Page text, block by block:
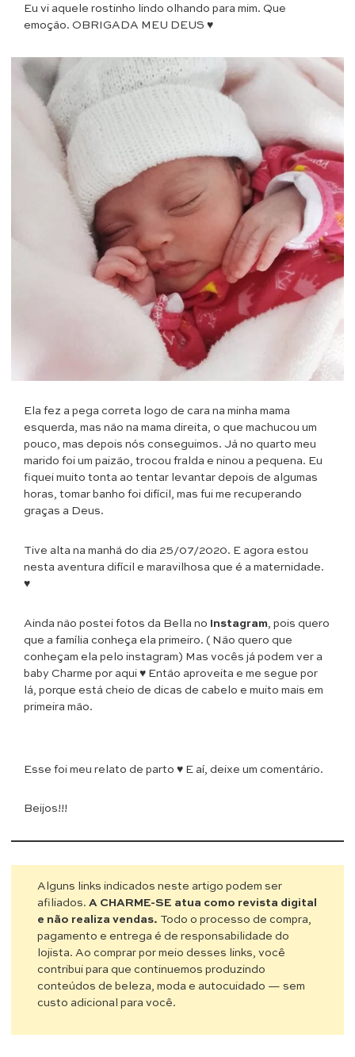
Eu vi aquele rostinho lindo olhando para mim. Que
emoção. OBRIGADA MEU DEUS ♥
Ela fez a pega correta logo de cara na minha mama
esquerda, mas não na mama direita, o que machucou um
pouco, mas depois nós conseguimos. Já no quarto meu
marido foi um paizão, trocou fralda e ninou a pequena. Eu
fiquei muito tonta ao tentar levantar depois de algumas
horas, tomar banho foi difícil, mas fui me recuperando
graças a Deus.
Tive alta na manhã do dia 25/07/2020. E agora estou
nesta aventura difícil e maravilhosa que é a maternidade.
♥
Ainda não postei fotos da Bella no Instagram, pois quero
que a família conheça ela primeiro. ( Não quero que
conheçam ela pelo instagram) Mas vocês já podem ver a
baby Charme por aqui ♥ Então aproveita e me segue por
lá, porque está cheio de dicas de cabelo e muito mais em
primeira mão.
Esse foi meu relato de parto ♥ E aí, deixe um comentário.
Beijos!!!
Alguns links indicados neste artigo podem ser
afiliados.A CHARME-SE atua como revista digital
e não realiza vendas. Todo o processo de compra,
pagamento e entrega é de responsabilidade do
lojista. Ao comprar por meio desses links, você
contribui para que continuemos produzindo
conteúdos de beleza, moda e autocuidado — sem
custo adicional para você.